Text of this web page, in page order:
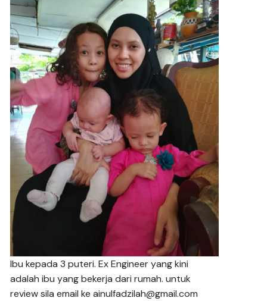
Ibu kepada 3 puteri. Ex Engineer yang kini
adalah ibu yang bekerja dari rumah. untuk
review sila email ke ainulfadzilah@gmail.com